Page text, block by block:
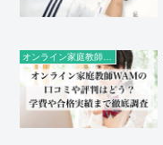
オンライン家庭教師WAM